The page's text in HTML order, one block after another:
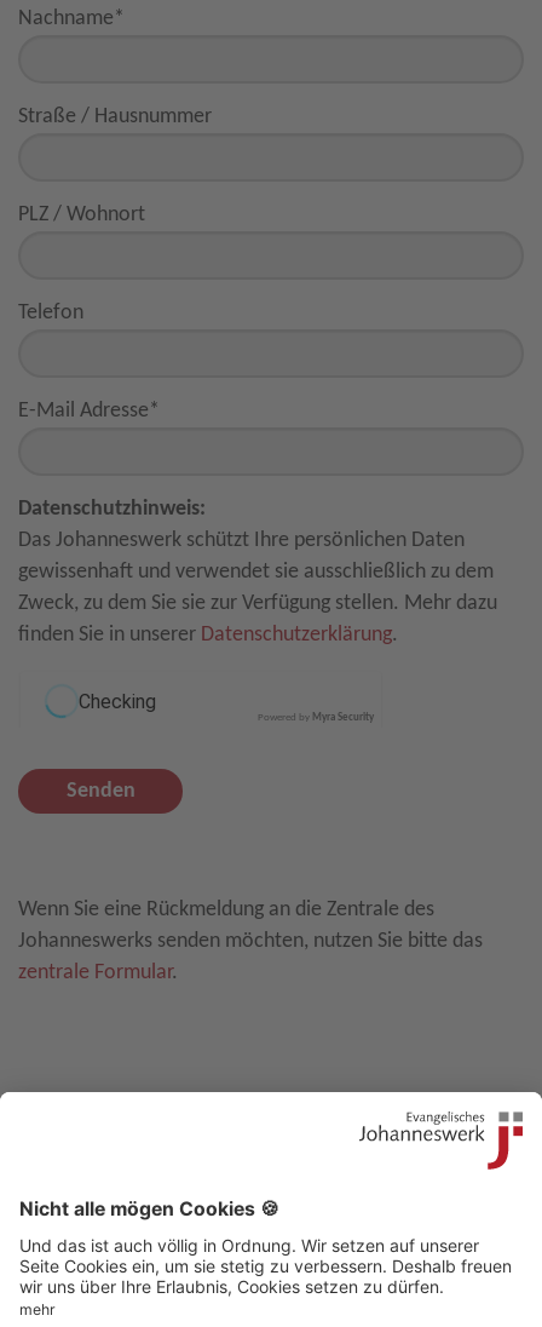
Nachname*
Straße / Hausnummer
PLZ / Wohnort
Telefon
E-Mail Adresse*
Datenschutzhinweis:
Das Johanneswerk schützt Ihre persönlichen Daten
gewissenhaft und verwendet sie ausschließlich zu dem
Zweck, zu dem Sie sie zur Verfügung stellen. Mehr dazu
finden Sie in unserer Datenschutzerklärung.
Powered by Myra Security
Senden
Wenn Sie eine Rückmeldung an die Zentrale des
Johanneswerks senden möchten, nutzen Sie bitte das
zentrale Formular.